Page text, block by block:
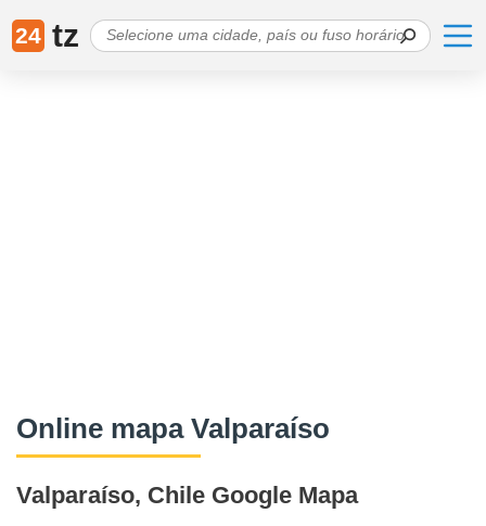
24 tz
Online mapa Valparaíso
Valparaíso, Chile Google Mapa